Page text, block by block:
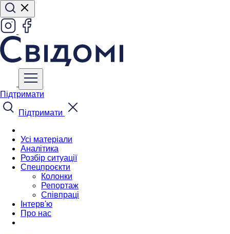
Підтримати
Підтримати
Усі матеріали
Аналітика
Розбір ситуації
Спецпроєкти
Колонки
Репортаж
Співпраці
Інтерв'ю
Про нас